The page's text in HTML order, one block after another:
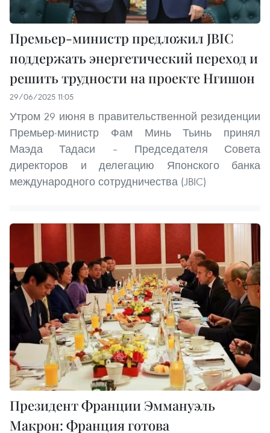
Премьер-министр предложил JBIC
поддержать энергетический переход и
решить трудности на проекте Нгишон
29/06/2025 11:05
Утром 29 июня в правительственной резиденции
Премьер-министр Фам Минь Тьинь принял
Маэда Тадаси – Председателя Совета
директоров и делегацию Японского банка
международного сотрудничества (JBIC)
Президент Франции Эммануэль
Макрон: Франция готова